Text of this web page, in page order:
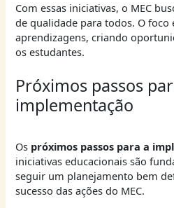
Com essas iniciativas, o MEC
de qualidade para todos. O foco
aprendizagens, criando
os estudantes.
Próximos passos
implementação
Os próximos passos para a
iniciativas educacionais são
seguir um planejamento bem
sucesso das ações do MEC.